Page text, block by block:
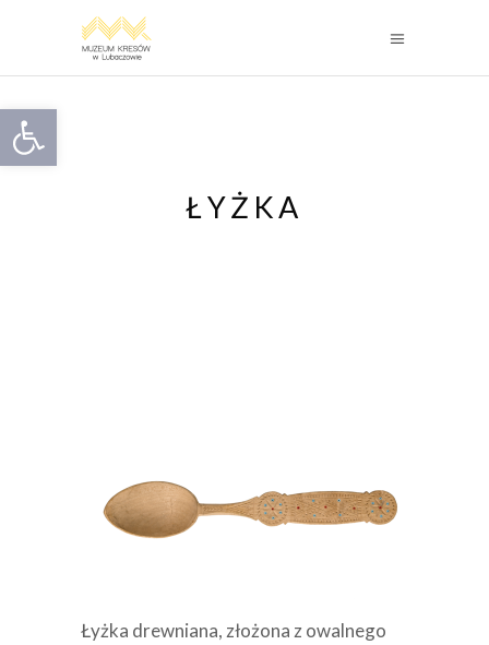
Otwórz pasek narzędzi
ŁYŻKA
Łyżka drewniana, złożona z owalnego